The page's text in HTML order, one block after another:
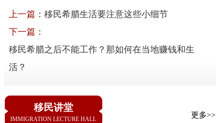
上一篇： 移民希腊生活要注意这些小细节
下一篇：
移民希腊之后不能工作？那如何在当地赚钱和生
活？
移民讲堂
IMMIGRATION LECTURE HALL 更多>>